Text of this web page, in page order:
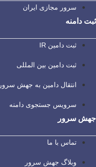
سرور مجازی ایران
ثبت دامنه
ثبت دامین IR
ثبت دامین بین المللی
انتقال دامین به جهش سرور
سرویس جستجوی دامنه
جهش سرور
تماس با ما
وبلاگ جهش سرور